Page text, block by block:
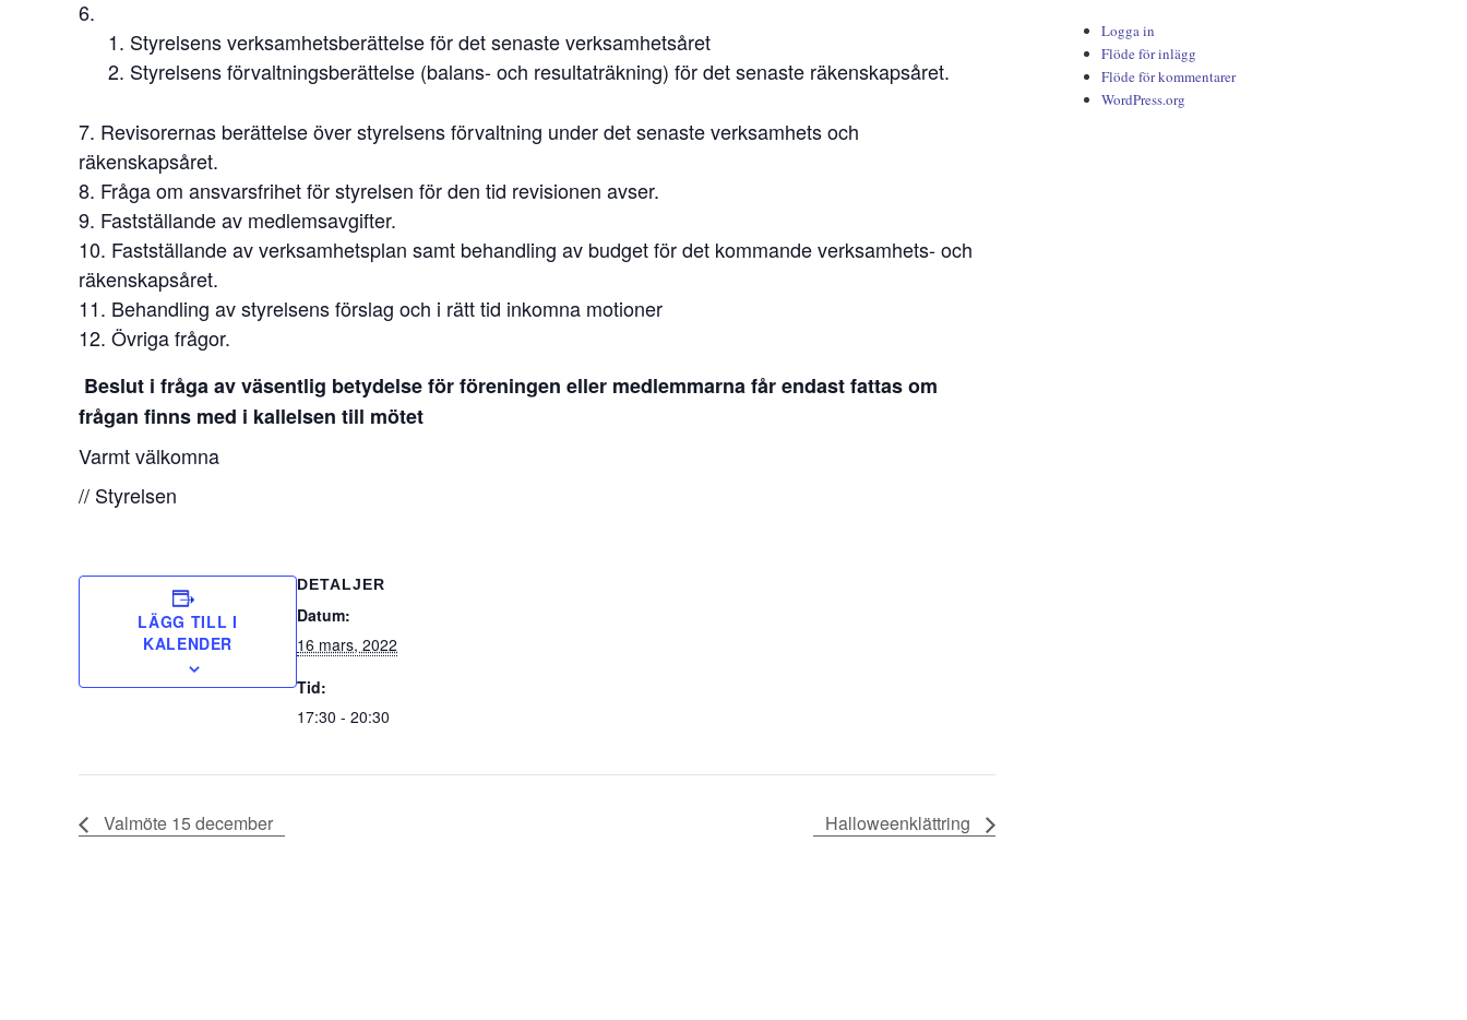
Styrelsens verksamhetsberättelse för det senaste verksamhetsåret
Styrelsens förvaltningsberättelse (balans- och resultaträkning) för det senaste räkenskapsåret.
Revisorernas berättelse över styrelsens förvaltning under det senaste verksamhets och
räkenskapsåret.
Fråga om ansvarsfrihet för styrelsen för den tid revisionen avser.
Fastställande av medlemsavgifter.
Fastställande av verksamhetsplan samt behandling av budget för det kommande verksamhets- och
räkenskapsåret.
Behandling av styrelsens förslag och i rätt tid inkomna motioner
Övriga frågor.
Beslut i fråga av väsentlig betydelse för föreningen eller medlemmarna får endast fattas om
frågan finns med i kallelsen till mötet
Varmt välkomna
// Styrelsen
LÄGG TILL I
KALENDER
DETALJER
Datum:
16 mars, 2022
Tid:
17:30 - 20:30
Valmöte 15 december Halloweenklättring
Logga in
Flöde för inlägg
Flöde för kommentarer
WordPress.org